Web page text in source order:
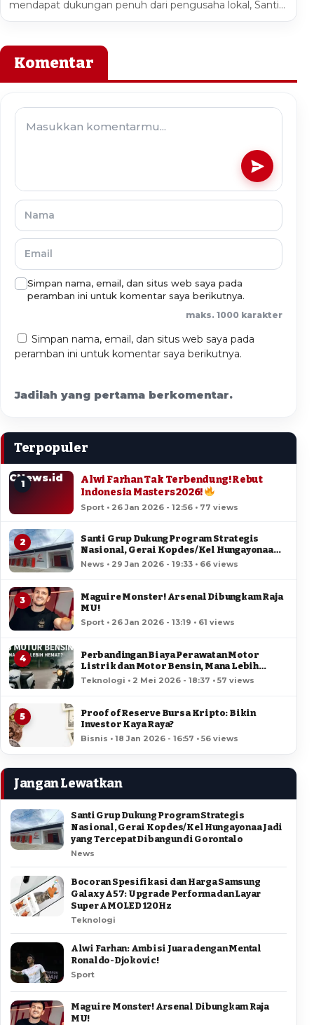
mendapat dukungan penuh dari pengusaha lokal, Santi…
Komentar
Simpan nama, email, dan situs web saya pada
peramban ini untuk komentar saya berikutnya.
maks. 1000 karakter
Simpan nama, email, dan situs web saya pada
peramban ini untuk komentar saya berikutnya.
Jadilah yang pertama berkomentar.
Terpopuler
CNews.id
1
Alwi Farhan Tak Terbendung! Rebut
Indonesia Masters 2026!
Sport • 26 Jan 2026 - 12:56 • 77 views
2
Santi Grup Dukung Program Strategis
Nasional, Gerai Kopdes/Kel Hungayonaa
Jadi yang Tercepat Dibangun di Gorontalo
News • 29 Jan 2026 - 19:33 • 66 views
3
Maguire Monster! Arsenal Dibungkam Raja
MU!
Sport • 26 Jan 2026 - 13:19 • 61 views
4
Perbandingan Biaya Perawatan Motor
Listrik dan Motor Bensin, Mana Lebih
Hemat?
Teknologi • 2 Mei 2026 - 18:37 • 57 views
5
Proof of Reserve Bursa Kripto: Bikin
Investor Kaya Raya?
Bisnis • 18 Jan 2026 - 16:57 • 56 views
Jangan Lewatkan
Santi Grup Dukung Program Strategis
Nasional, Gerai Kopdes/Kel Hungayonaa Jadi
yang Tercepat Dibangun di Gorontalo
News
Bocoran Spesifikasi dan Harga Samsung
Galaxy A57: Upgrade Performa dan Layar
Super AMOLED 120Hz
Teknologi
Alwi Farhan: Ambisi Juara dengan Mental
Ronaldo-Djokovic!
Sport
Maguire Monster! Arsenal Dibungkam Raja
MU!